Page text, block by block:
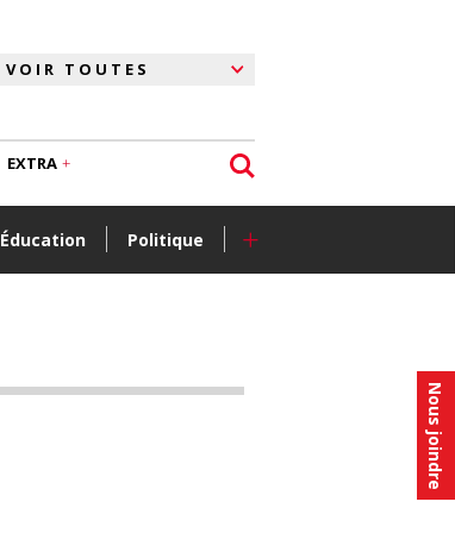
Nous joindre
Éducation Politique +
EXTRA